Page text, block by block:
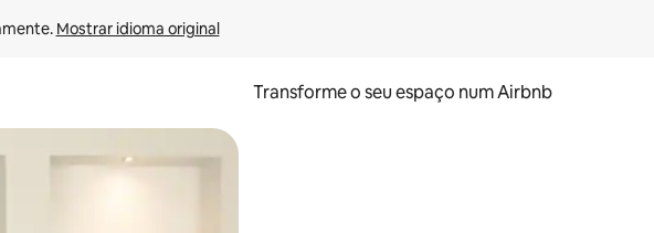
Mostrar idioma original
Transforme o seu espaço num Airbnb